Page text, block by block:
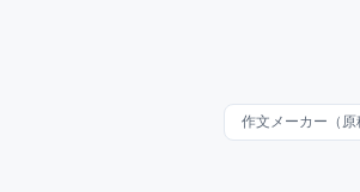
作文メーカー（原